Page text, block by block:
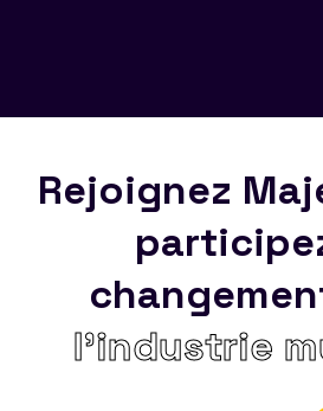
Rejoignez
l’industrie